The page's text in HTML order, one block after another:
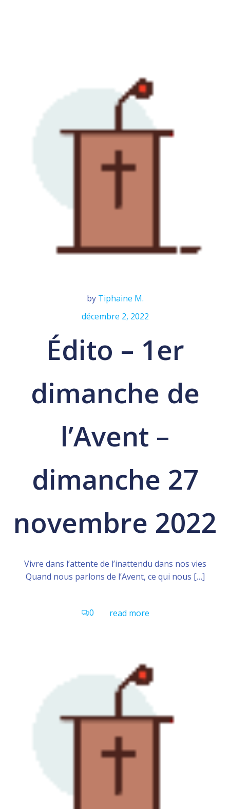
by Tiphaine M.
décembre 2, 2022
Édito – 1er
dimanche de
l’Avent –
dimanche 27
novembre 2022
Vivre dans l’attente de l’inattendu dans nos vies
Quand nous parlons de l’Avent, ce qui nous […]
0 read more